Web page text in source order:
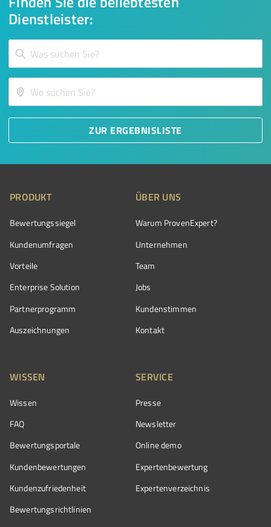
Dienstleister:
ZUR ERGEBNISLISTE
PRODUKT
Bewertungssiegel
Kundenumfragen
Vorteile
Enterprise Solution
Partnerprogramm
Auszeichnungen
ÜBER UNS
Warum ProvenExpert?
Unternehmen
Team
Jobs
Kundenstimmen
Kontakt
WISSEN
Wissen
FAQ
Bewertungsportale
Kundenbewertungen
Kundenzufriedenheit
Bewertungs­richtlinien
SERVICE
Presse
Newsletter
Online demo
Expertenbewertung
Expertenverzeichnis